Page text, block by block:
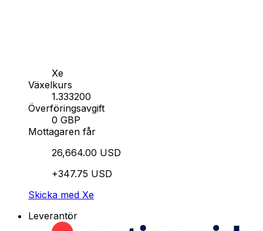
Xe
Växelkurs
1.333200
Överföringsavgift
0 GBP
Mottagaren får
26,664.00 USD
+347.75 USD
Skicka med Xe
Leverantör